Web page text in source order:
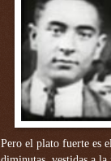
Pero el plato fuerte es